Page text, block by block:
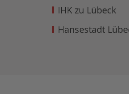
IHK zu Lübeck
Hansestadt